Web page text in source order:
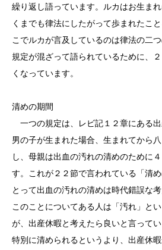
繰り返し語っています。ルカはお生ま
くまでも律法にしたがって歩まれたこ
こでルカが言及しているのは律法の二
規定が混ざって語られているために、
くなっています。
清めの期間
一つの規定は、レビ記１２章にある出
男の子が生まれた場合、生まれてから
し、母親は出血の汚れの清めのために
す。これが２２節で言われている「清
とって出血の汚れの清めは時代錯誤な
このことについてある人は「汚れ」と
が、出産休暇と考えたら良いと言って
特別に清められるというより、出産休